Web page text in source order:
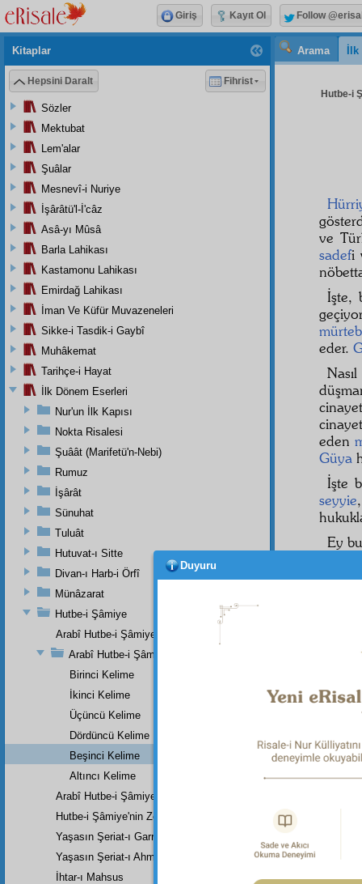
Arama
Hutbe-i
ve
sadefi
İşte,
eder.
eden
Güya
İşte
seyyie
Ey
Kitaplar
Hepsini Daralt Fihrist
Sözler
Mektubat
Lem'alar
Şuâlar
Mesnevî-i Nuriye
İşârâtü'l-İ'câz
Asâ-yı Mûsâ
Barla Lahikası
Kastamonu Lahikası
Emirdağ Lahikası
İman Ve Küfür Muvazeneleri
Sikke-i Tasdik-i Gaybî
Muhâkemat
Tarihçe-i Hayat
İlk Dönem Eserleri
Nur'un İlk Kapısı
Nokta Risalesi
Şuâât (Marifetü'n-Nebi)
Rumuz
İşârât
Sünuhat
Tuluât
Hutuvat-ı Sitte
Divan-ı Harb-i Örfî
Münâzarat
Hutbe-i Şâmiye
Arabî Hutbe-i Şâmiye'nin Mukaddemesi
Arabî Hutbe-i Şâmiye Eserinin Tercümesi
Birinci Kelime
İkinci Kelime
Üçüncü Kelime
Dördüncü Kelime
Beşinci Kelime
Altıncı Kelime
Arabî Hutbe-i Şâmiye'nin Zeylinin Kısa Bir Tercümesi
Hutbe-i Şâmiye'nin Zeylinin Zeyli
Yaşasın Şeriat-ı Garrâ
Yaşasın Şeriat-ı Ahmedî (a.s.m.)
İhtar-ı Mahsus
Giriş Kayıt Ol Follow
Duyuru